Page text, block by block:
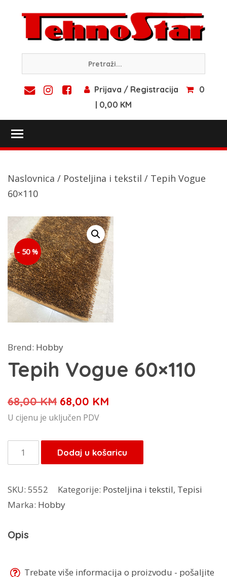
content
Prijava / Registracija
0
| 0,00 KM
Naslovnica / Posteljina i tekstil / Tepih Vogue
60×110
- 50 %
Brend: Hobby
Tepih Vogue 60×110
68,00KM Izvorna
cijena
je:
68,00 KM.
68,00 KM
68,00 KM.
U cijenu je uključen PDV
Tepih
Vogue
količina
Dodaj u košaricu
SKU: 5552 Kategorije: Posteljina i tekstil, Tepisi
Marka: Hobby
Opis
Trebate više informacija o proizvodu - pošaljite